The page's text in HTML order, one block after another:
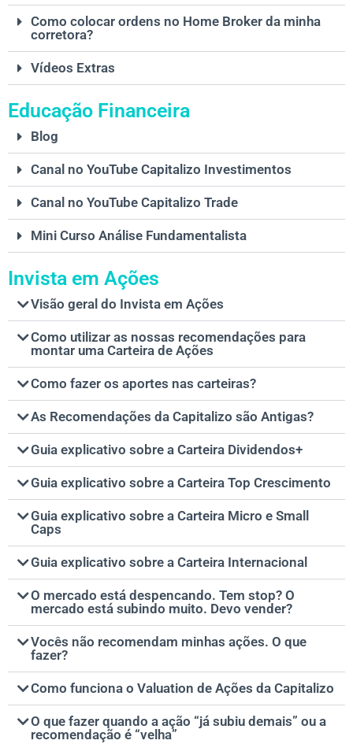
Como colocar ordens no Home Broker da minha
corretora?
Vídeos Extras
Educação Financeira
Blog
Canal no YouTube Capitalizo Investimentos
Canal no YouTube Capitalizo Trade
Mini Curso Análise Fundamentalista
Invista em Ações
Visão geral do Invista em Ações
Como utilizar as nossas recomendações para
montar uma Carteira de Ações
Como fazer os aportes nas carteiras?
As Recomendações da Capitalizo são Antigas?
Guia explicativo sobre a Carteira Dividendos+
Guia explicativo sobre a Carteira Top Crescimento
Guia explicativo sobre a Carteira Micro e Small
Caps
Guia explicativo sobre a Carteira Internacional
O mercado está despencando. Tem stop? O
mercado está subindo muito. Devo vender?
Vocês não recomendam minhas ações. O que
fazer?
Como funciona o Valuation de Ações da Capitalizo
O que fazer quando a ação “já subiu demais” ou a
recomendação é “velha”